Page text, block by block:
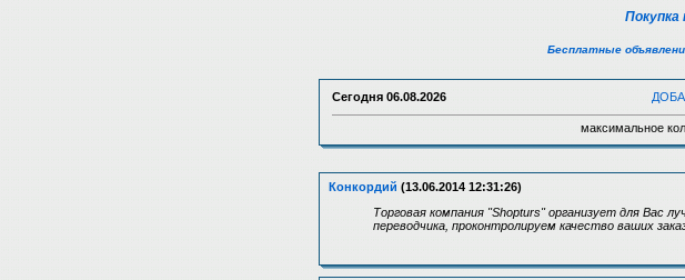
Бесплатные
Сегодня 06.08.2026
максимальное
Конкордий (13.06.2014 12:31:26)
Торговая компания "Shopturs" организует для Вас
переводчика, проконтролируем качество ваших